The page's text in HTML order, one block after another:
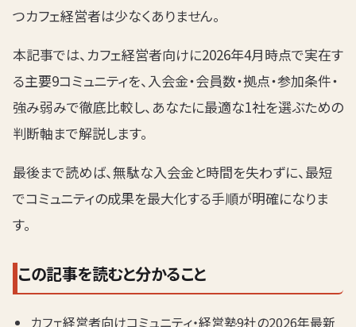
つカフェ経営者は少なくありません。
本記事では、カフェ経営者向けに2026年4月時点で実在す
る主要9コミュニティを、入会金・会員数・拠点・参加条件・
強み弱みで徹底比較し、あなたに最適な1社を選ぶための
判断軸まで解説します。
最後まで読めば、無駄な入会金と時間を失わずに、最短
でコミュニティの成果を最大化する手順が明確になりま
す。
この記事を読むと分かること
カフェ経営者向けコミュニティ・経営塾9社の2026年最新